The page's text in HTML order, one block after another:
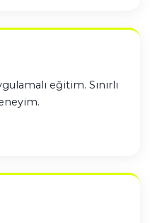
eğitim. Sınırlı